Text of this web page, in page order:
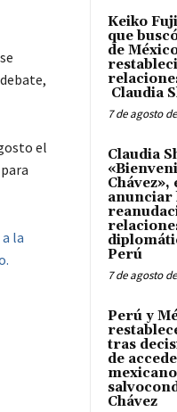
el
la
Keiko
que
de
Claudia
7 de agosto
Claudia
Chávez»,
anunciar
Perú
7 de agosto
Perú y
tras
de
Chávez